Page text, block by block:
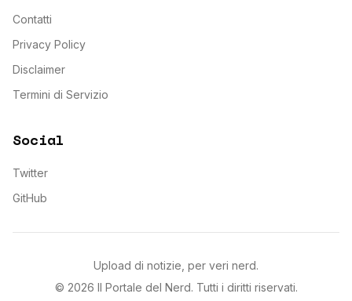
Contatti
Privacy Policy
Disclaimer
Termini di Servizio
Social
Twitter
GitHub
Upload di notizie, per veri nerd.
© 2026 Il Portale del Nerd. Tutti i diritti riservati.